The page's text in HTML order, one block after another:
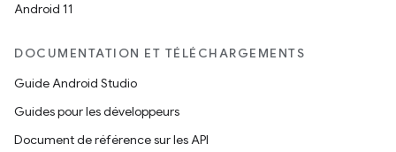
Android 11
DOCUMENTATION ET TÉLÉCHARGEMENTS
Guide Android Studio
Guides pour les développeurs
Document de référence sur les API